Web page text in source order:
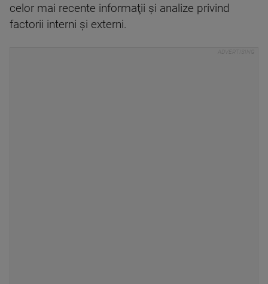
celor mai recente informaţii şi analize privind
factorii interni şi externi.